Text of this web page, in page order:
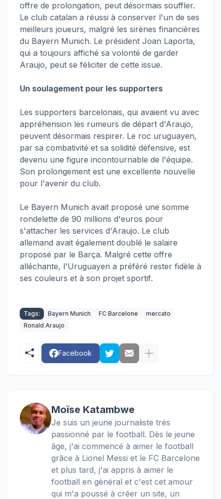
offre de prolongation, peut désormais souffler.
Le club catalan a réussi à conserver l'un de ses
meilleurs joueurs, malgré les sirènes financières
du Bayern Munich. Le président Joan Laporta,
qui a toujours affiché sa volonté de garder
Araujo, peut se féliciter de cette issue.
Un soulagement pour les supporters
Les supporters barcelonais, qui avaient vu avec
appréhension les rumeurs de départ d'Araujo,
peuvent désormais respirer. Le roc uruguayen,
par sa combativité et sa solidité défensive, est
devenu une figure incontournable de l'équipe.
Son prolongement est une excellente nouvelle
pour l'avenir du club.
Le Bayern Munich avait proposé une somme
rondelette de 90 millions d'euros pour
s'attacher les services d'Araujo. Le club
allemand avait également doublé le salaire
proposé par le Barça. Malgré cette offre
alléchante, l'Uruguayen a préféré rester fidèle à
ses couleurs et à son projet sportif.
Tags: Bayern Munich FC Barcelone
mercato
Ronald Araujo
Facebook
Moïse Katambwe
Je suis un jeune journaliste très
passionné par le football. Dès le jeune
âge, j'ai commencé à aimer le football
grâce à Lionel Messi et le FC Barcelone
et plus tard, j'ai appris à aimer le
football en général et c'est cet amour
qui m'a poussé à créer un site, un